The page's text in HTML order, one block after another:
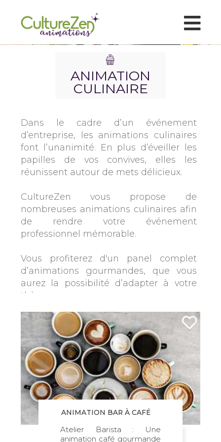
ANIMATION
CULINAIRE
Dans le cadre d’un événement
d’entreprise, les animations culinaires
font l’unanimité. En plus d’éveiller les
papilles de vos convives, elles les
réunissent autour de mets délicieux.
CultureZen vous propose de
nombreuses animations culinaires afin
de rendre votre événement
professionnel mémorable.
Vous profiterez d'un panel complet
d’animations gourmandes, que vous
aurez la possibilité d’adapter à votre
thème.
Pourquoi proposer des animations
culinaires en entreprise ?
Les animations culinaires présentent
de nombreux avantages pour vos
événements. Grâce à des
professionnels de la cuisine, vos invités
assisteront à diverses préparations
aussi agréables à regarder qu’à
déguster.
ANIMATION BAR À CAFÉ
Atelier Barista : Une
animation café gourmande